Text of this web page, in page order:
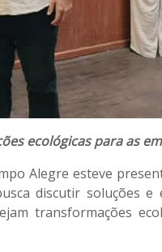
ecológicas para as
Alegre esteve
discutir soluções
transformações